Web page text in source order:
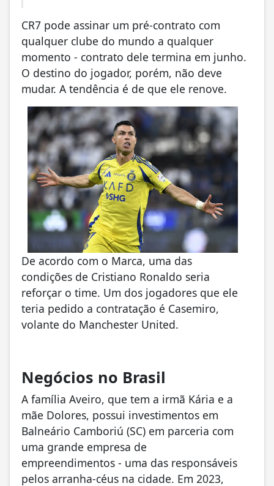
CR7 pode assinar um pré-contrato com
qualquer clube do mundo a qualquer
momento - contrato dele termina em junho.
O destino do jogador, porém, não deve
mudar. A tendência é de que ele renove.
De acordo com o Marca, uma das
condições de Cristiano Ronaldo seria
reforçar o time. Um dos jogadores que ele
teria pedido a contratação é Casemiro,
volante do Manchester United.
Negócios no Brasil
A família Aveiro, que tem a irmã Kária e a
mãe Dolores, possui investimentos em
Balneário Camboriú (SC) em parceria com
uma grande empresa de
empreendimentos - uma das responsáveis
pelos arranha-céus na cidade. Em 2023,